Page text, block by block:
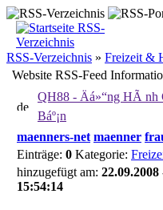
RSS-Verzeichnis » Freizeit &
Website RSS-Feed
QH88 - Äá»“ng HÃ nh
Báº¡n
maenners-net maenner
Einträge: 0 Kategorie:
hinzugefügt am:
15:54:14